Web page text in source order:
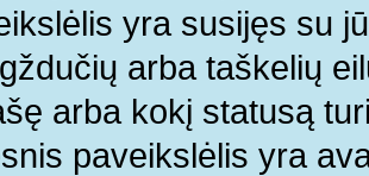
yra susijęs su
arba taškelių
arba kokį statusą
paveikslėlis yra